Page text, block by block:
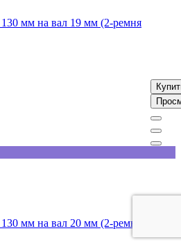
мм на вал 19 мм (2-ремня
мм на вал 20 мм (2-ремня